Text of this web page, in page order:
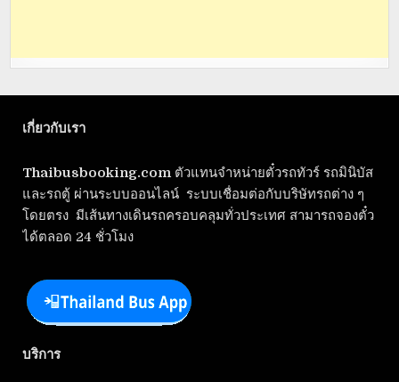
เกี่ยวกับเรา
Thaibusbooking.com ตัวแทนจำหน่ายตั๋วรถทัวร์ รถมินิบัส
และรถตู้ ผ่านระบบออนไลน์ ระบบเชื่อมต่อกับบริษัทรถต่าง ๆ
โดยตรง มีเส้นทางเดินรถครอบคลุมทั่วประเทศ สามารถจองตั๋ว
ได้ตลอด 24 ชั่วโมง
บริการ